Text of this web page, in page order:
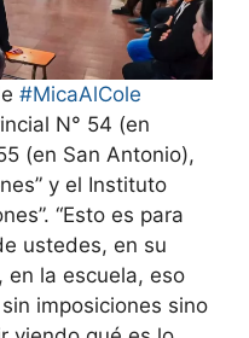
#MicaAlCole
N° 54 (en
(en San Antonio),
y el Instituto
“Esto es para
ustedes, en su
en la escuela, eso
imposiciones sino